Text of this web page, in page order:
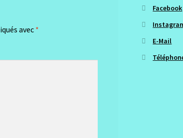
avec*
Facebook
E-Mail